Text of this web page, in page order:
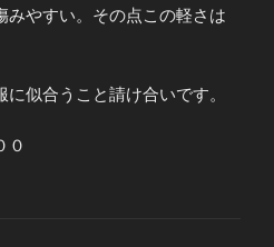
みやすい。その点この軽さは
似合うこと請け合いです。
０